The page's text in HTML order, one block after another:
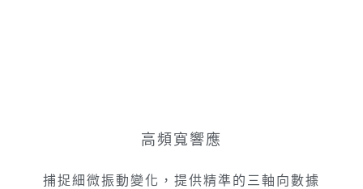
高頻寬響應
捕捉細微振動變化，提供精準的三軸向數據